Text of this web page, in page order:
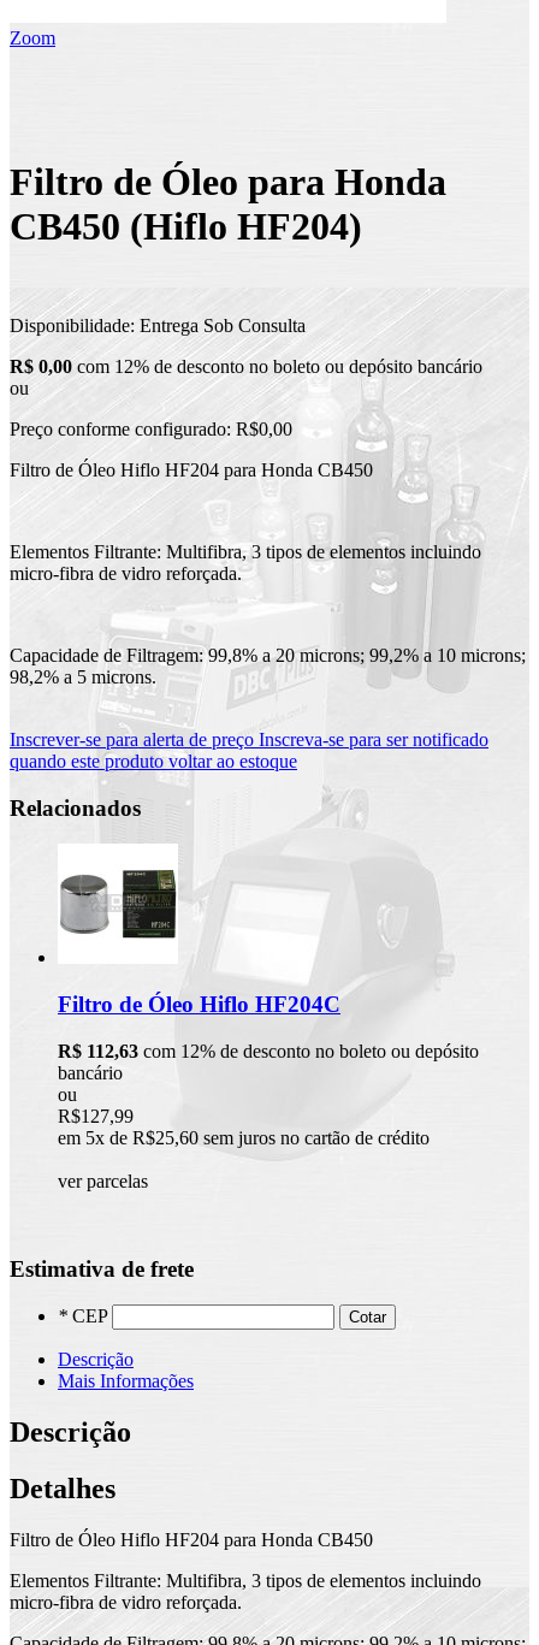
Zoom
Filtro de Óleo para Honda
CB450 (Hiflo HF204)
Disponibilidade: Entrega Sob Consulta
R$ 0,00 com 12% de desconto no boleto ou depósito bancário
ou
Preço conforme configurado: R$0,00
Filtro de Óleo Hiflo HF204 para Honda CB450
Elementos Filtrante: Multifibra, 3 tipos de elementos incluindo
micro-fibra de vidro reforçada.
Capacidade de Filtragem: 99,8% a 20 microns; 99,2% a 10 microns;
98,2% a 5 microns.
Inscrever-se para alerta de preço Inscreva-se para ser notificado
quando este produto voltar ao estoque
Relacionados
Filtro de Óleo Hiflo HF204C
R$ 112,63 com 12% de desconto no boleto ou depósito
bancário
ou
R$127,99
em 5x de R$25,60 sem juros no cartão de crédito
ver parcelas
Estimativa de frete
* CEP Cotar
Descrição
Mais Informações
Descrição
Detalhes
Filtro de Óleo Hiflo HF204 para Honda CB450
Elementos Filtrante: Multifibra, 3 tipos de elementos incluindo
micro-fibra de vidro reforçada.